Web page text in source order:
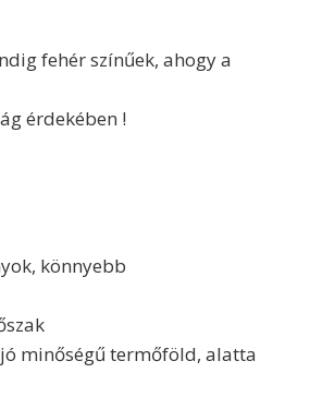
fehér színűek, ahogy a
érdekében !
könnyebb
minőségű termőföld, alatta